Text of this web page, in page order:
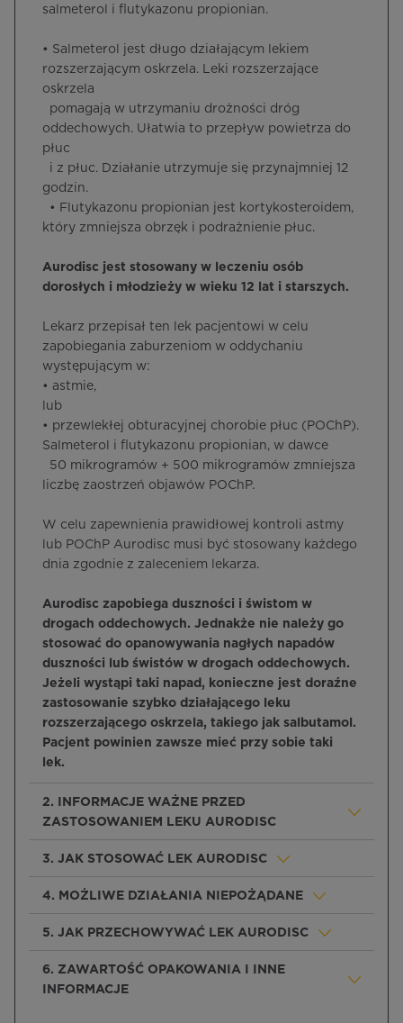
salmeterol i flutykazonu propionian.
• Salmeterol jest długo działającym lekiem
rozszerzającym oskrzela. Leki rozszerzające
oskrzela
pomagają w utrzymaniu drożności dróg
oddechowych. Ułatwia to przepływ powietrza do
płuc
i z płuc. Działanie utrzymuje się przynajmniej 12
godzin.
• Flutykazonu propionian jest kortykosteroidem,
który zmniejsza obrzęk i podrażnienie płuc.
Aurodisc jest stosowany w leczeniu osób
dorosłych i młodzieży w wieku 12 lat i starszych.
Lekarz przepisał ten lek pacjentowi w celu
zapobiegania zaburzeniom w oddychaniu
występującym w:
• astmie,
lub
• przewlekłej obturacyjnej chorobie płuc (POChP).
Salmeterol i flutykazonu propionian, w dawce
50 mikrogramów + 500 mikrogramów zmniejsza
liczbę zaostrzeń objawów POChP.
W celu zapewnienia prawidłowej kontroli astmy
lub POChP Aurodisc musi być stosowany każdego
dnia zgodnie z zaleceniem lekarza.
Aurodisc zapobiega duszności i świstom w
drogach oddechowych. Jednakże nie należy go
stosować do opanowywania nagłych napadów
duszności lub świstów w drogach oddechowych.
Jeżeli wystąpi taki napad, konieczne jest doraźne
zastosowanie szybko działającego leku
rozszerzającego oskrzela, takiego jak salbutamol.
Pacjent powinien zawsze mieć przy sobie taki
lek.
2. INFORMACJE WAŻNE PRZED
ZASTOSOWANIEM LEKU AURODISC
3. JAK STOSOWAĆ LEK AURODISC
4. MOŻLIWE DZIAŁANIA NIEPOŻĄDANE
5. JAK PRZECHOWYWAĆ LEK AURODISC
6. ZAWARTOŚĆ OPAKOWANIA I INNE
INFORMACJE